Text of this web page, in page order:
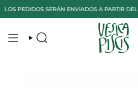
al
contenido
LOS PEDIDOS SERÁN ENVIADOS A PARTIR DEL
Búsqueda